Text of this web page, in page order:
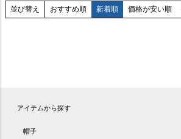
並び替え おすすめ順 新着順 価格が安い順
アイテムから探す
帽子